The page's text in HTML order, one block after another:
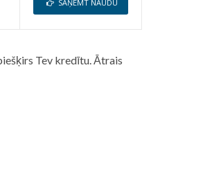
SAŅEMT NAUDU
Tev kredītu. Ātrais